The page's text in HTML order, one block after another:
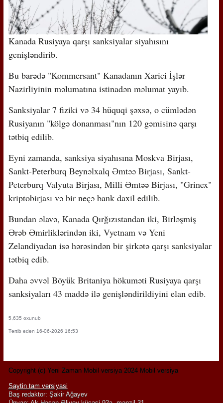
Kanada Rusiyaya qarşı sanksiyalar siyahısını
genişləndirib.
Bu barədə "Kommersant" Kanadanın Xarici İşlər
Nazirliyinin məlumatına istinadən məlumat yayıb.
Sanksiyalar 7 fiziki və 34 hüquqi şəxsə, o cümlədən
Rusiyanın "kölgə donanması"nın 120 gəmisinə qarşı
tətbiq edilib.
Eyni zamanda, sanksiya siyahısına Moskva Birjası,
Sankt-Peterburq Beynəlxalq Əmtəə Birjası, Sankt-
Peterburq Valyuta Birjası, Milli Əmtəə Birjası, "Grinex"
kriptobirjası və bir neçə bank daxil edilib.
Bundan əlavə, Kanada Qırğızıstandan iki, Birləşmiş
Ərəb Əmirliklərindən iki, Vyetnam və Yeni
Zelandiyadan isə hərəsindən bir şirkətə qarşı sanksiyalar
tətbiq edib.
Daha əvvəl Böyük Britaniya hökuməti Rusiyaya qarşı
sanksiyaları 43 maddə ilə genişləndirildiyini elan edib.
5,635 oxunub
Tərtib edən 16-06-2026 16:53
Copyright (c) Yeni Zaman Mobil versiya 2024 Mobil versiya
Saytin tam versiyasi
Baş redaktor: Şakir Ağayev